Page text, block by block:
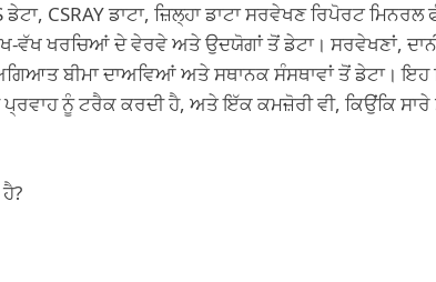
CSRAY ਡਾਟਾ, ਜ਼ਿਲ੍ਹਾ ਡਾਟਾ ਸਰਵੇਖਣ ਰਿਪੋਰਟ ਮਿਨਰਲ
ਵੱਖ ਖਰਚਿਆਂ ਦੇ ਵੇਰਵੇ ਅਤੇ ਉਦਯੋਗਾਂ ਤੋਂ ਡੇਟਾ। ਸਰਵੇਖਣਾਂ,
ਬੀਮਾ ਦਾਅਵਿਆਂ ਅਤੇ ਸਥਾਨਕ ਸੰਸਥਾਵਾਂ ਤੋਂ ਡੇਟਾ। ਇਹ
ਪ੍ਰਵਾਹ ਨੂੰ ਟਰੈਕ ਕਰਦੀ ਹੈ, ਅਤੇ ਇੱਕ ਕਮਜ਼ੋਰੀ ਵੀ, ਕਿਉਂਕਿ